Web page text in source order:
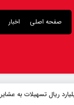
صفحه اصلی اخبار